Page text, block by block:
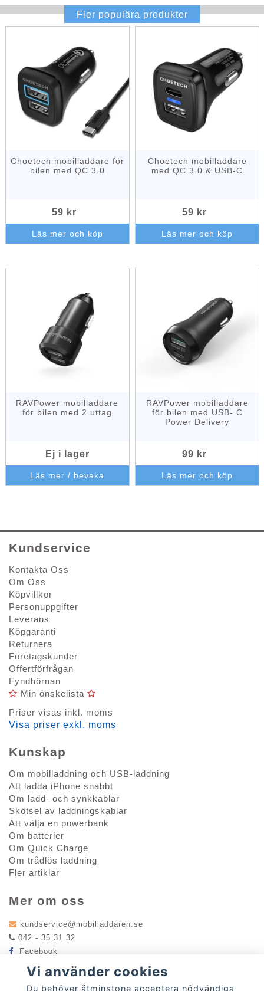
Fler populära produkter
Choetech mobilladdare för
bilen med QC 3.0
59 kr
Läs mer och köp
Choetech mobilladdare
med QC 3.0 & USB-C
59 kr
Läs mer och köp
RAVPower mobilladdare
för bilen med 2 uttag
Ej i lager
Läs mer / bevaka
RAVPower mobilladdare
för bilen med USB- C
Power Delivery
99 kr
Läs mer och köp
Kundservice
Kontakta Oss
Om Oss
Köpvillkor
Personuppgifter
Leverans
Köpgaranti
Returnera
Företagskunder
Offertförfrågan
Fyndhörnan
Min önskelista
Priser visas inkl. moms
Visa priser exkl. moms
Kunskap
Om mobilladdning och USB-laddning
Att ladda iPhone snabbt
Om ladd- och synkkablar
Skötsel av laddningskablar
Att välja en powerbank
Om batterier
Om Quick Charge
Om trådlös laddning
Fler artiklar
Mer om oss
kundservice@mobilladdaren.se
042 - 35 31 32
Facebook
Instagram
Få vårt nyhetsbrev
Vi använder cookies
Du behöver åtminstone acceptera nödvändiga